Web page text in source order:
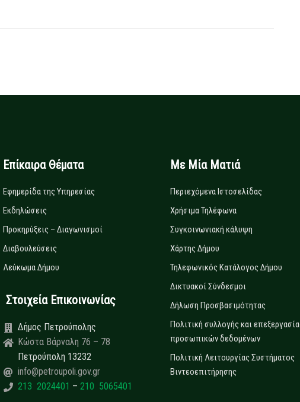
Επίκαιρα Θέματα
Εφημερίδα της Υπηρεσίας
Εκδηλώσεις
Προκηρύξεις – Διαγωνισμοί
Διαβουλεύσεις
Λεύκωμα Δήμου
Στοιχεία Επικοινωνίας
Δήμος Πετρούπολης
Κώστα Βάρναλη 76 – 78
Πετρούπολη 13232
info@petroupoli.gov.gr
213 2024401 – 210 5065401
Με Μία Ματιά
Περιεχόμενα Ιστοσελίδας
Χρήσιμα Τηλέφωνα
Συγκοινωνιακή κάλυψη
Χάρτης Δήμου
Τηλεφωνικός Κατάλογος Δήμου
Δικτυακοί Σύνδεσμοι
Δήλωση Προσβασιμότητας
Πολιτική συλλογής και
προσωπικών δεδομένων
Πολιτική Λειτουργίας Συστήματος
Βιντεοεπιτήρησης